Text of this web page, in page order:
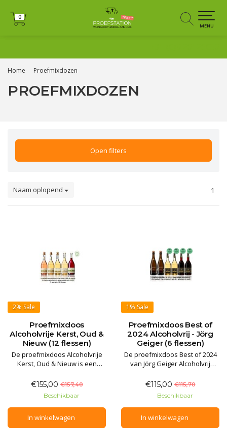
0
0
MENU
Home Proefmixdozen
PROEFMIXDOZEN
Open filters
Naam oplopend 1
2% Sale
Proefmixdoos
Alcoholvrije Kerst, Oud &
Nieuw (12 flessen)
De proefmixdoos Alcoholvrije
Kerst, Oud & Nieuw is een
en stille Prisecco Alcoholvrij
voor de feestdagen. De inhoud
(12 flessen) bestaat uit 2
flessen mousserende rosé, 4
flessen mousserend wit, 2
flessen kruidig wit, 2 fle
€155,00 €157,40
Beschikbaar
In winkelwagen
1% Sale
Proefmixdoos Best of
2024 Alcoholvrij - Jörg
Geiger (6 flessen)
De proefmixdoos Best of 2024
van Jörg Geiger Alcoholvrij
beoordeelde creaties door
gerenommeerde proevers! De
stille varianten kwamen als
beste uit alcoholvrijtest door
restaurantgids Gault&Millau. De
bubbel wordt door
€115,00 €115,70
Beschikbaar
In winkelwagen